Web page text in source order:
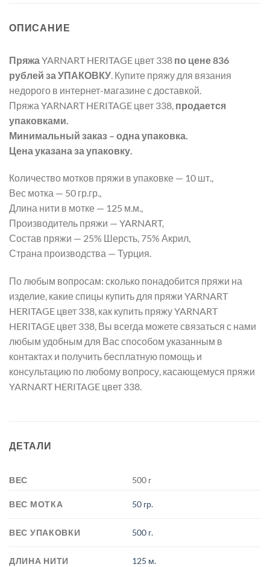
ОПИСАНИЕ
Пряжа YARNART HERITAGE цвет 338 по цене 836
рублей за УПАКОВКУ . Купите пряжу для вязания
недорого в интернет-магазине с доставкой.
Пряжа YARNART HERITAGE цвет 338, продается
упаковками.
Минимальный заказ – одна упаковка.
Цена указана за упаковку.
Количество мотков пряжи в упаковке — 10 шт.,
Вес мотка — 50 гр.гр.,
Длина нити в мотке — 125 м.м.,
Производитель пряжи — YARNART,
Состав пряжи — 25% Шерсть, 75% Акрил,
Страна производства — Турция.
По любым вопросам: сколько понадобится пряжи на
изделие, какие спицы купить для пряжи YARNART
HERITAGE цвет 338, как купить пряжу YARNART
HERITAGE цвет 338, Вы всегда можете связаться с нами
любым удобным для Вас способом указанным в
контактах и получить бесплатную помощь и
консультацию по любому вопросу, касающемуся пряжи
YARNART HERITAGE цвет 338.
ДЕТАЛИ
ВЕС 500 г
ВЕС МОТКА 50 гр.
ВЕС УПАКОВКИ 500 г.
ДЛИНА НИТИ 125 м.